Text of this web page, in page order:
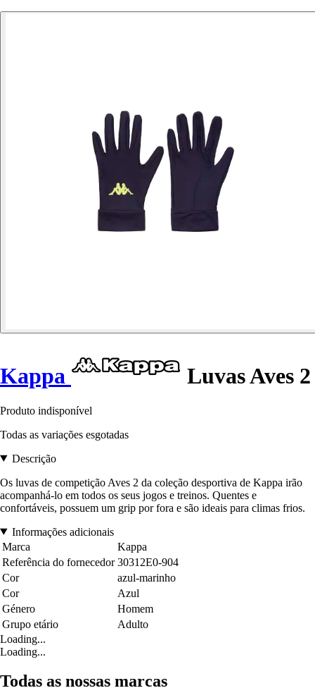
Kappa Luvas Aves 2
Produto indisponível
Todas as variações esgotadas
Descrição
Os luvas de competição Aves 2 da coleção desportiva de Kappa irão
acompanhá-lo em todos os seus jogos e treinos. Quentes e
confortáveis, possuem um grip por fora e são ideais para climas frios.
Informações adicionais
Marca
Kappa
Referência do fornecedor 30312E0-904
Cor
azul-marinho
Cor
Azul
Género
Homem
Grupo etário
Adulto
Loading...
Loading...
Todas as nossas marcas